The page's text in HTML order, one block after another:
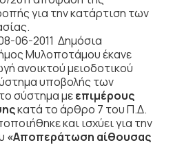
για την κατάρτιση των
06-2011 Δημόσια
Μυλοποτάμου έκανε
ανοικτού μειοδοτικού
υποβολής των
σύστημα μεεπιμέρους
κατά το άρθρο 7 του Π.Δ.
και ισχύει για την
«Αποπεράτωση αίθουσας